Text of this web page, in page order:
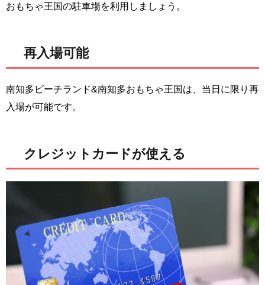
おもちゃ王国の駐車場を利用しましょう。
再入場可能
南知多ビーチランド&南知多おもちゃ王国は、当日に限り再
入場が可能です。
クレジットカードが使える